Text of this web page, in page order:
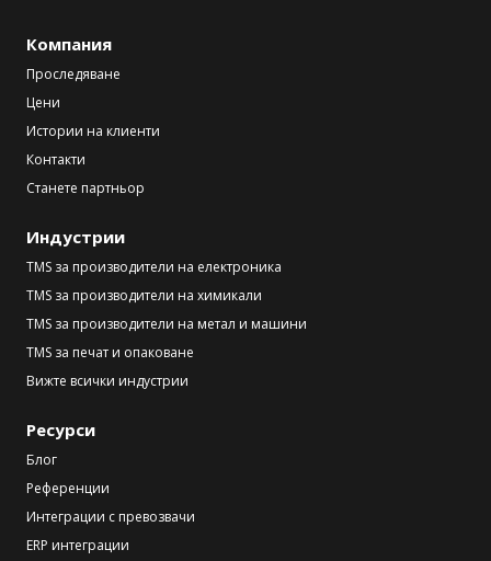
Компания
Проследяване
Цени
Истории на клиенти
Контакти
Станете партньор
Индустрии
TMS за производители на електроника
TMS за производители на химикали
TMS за производители на метал и машини
TMS за печат и опаковане
Вижте всички индустрии
Ресурси
Блог
Референции
Интеграции с превозвачи
ERP интеграции